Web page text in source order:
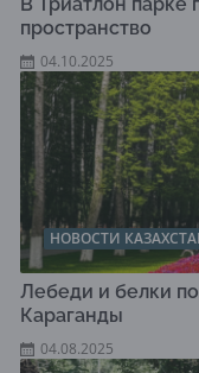
пространство
04.10.2025
НОВОСТИ
Лебеди и белки
Караганды
04.08.2025